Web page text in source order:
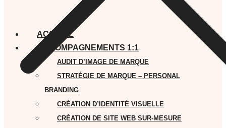
ACCUEIL
ACCOMPAGNEMENTS 1:1
AUDIT D’IMAGE DE MARQUE
STRATÉGIE DE MARQUE – PERSONAL
BRANDING
CRÉATION D’IDENTITÉ VISUELLE
CRÉATION DE SITE WEB SUR-MESURE